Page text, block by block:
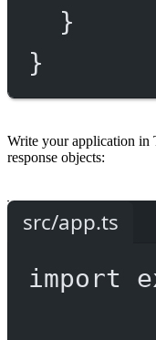
}
}
Write your application in
response objects:
src/app.ts
import